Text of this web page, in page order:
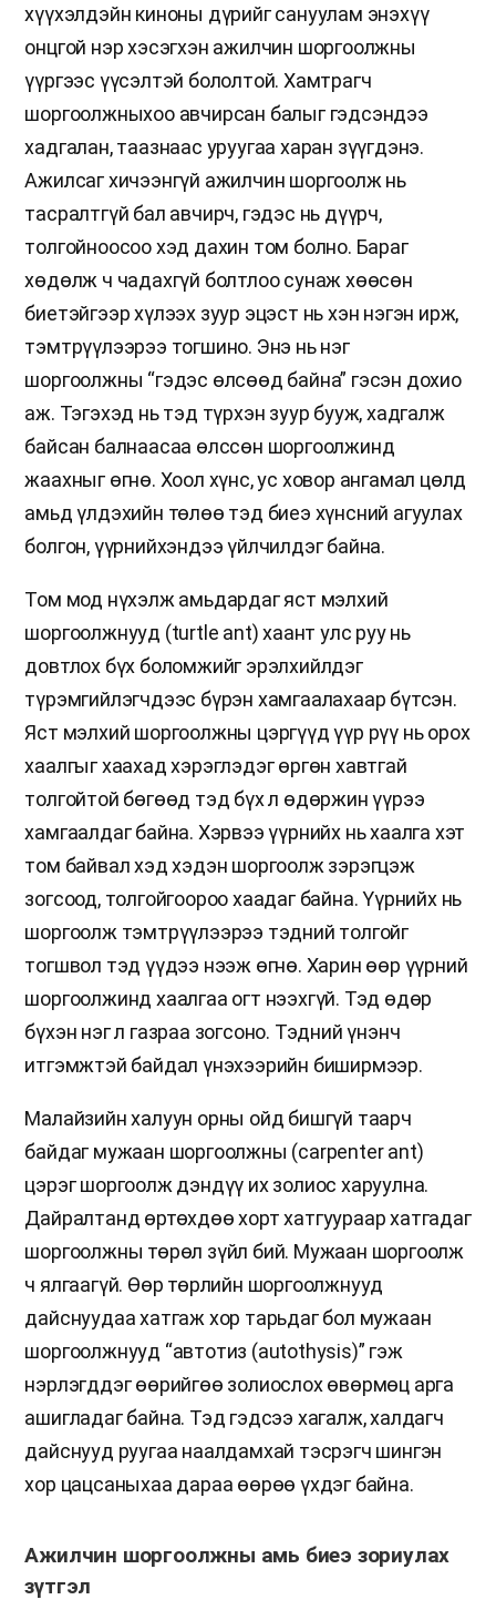
хүүхэлдэйн киноны дүрийг сануулам энэхүү
онцгой нэр хэсэгхэн ажилчин шоргоолжны
үүргээс үүсэлтэй бололтой. Хамтрагч
шоргоолжныхоо авчирсан балыг гэдсэндээ
хадгалан, таазнаас уруугаа харан зүүгдэнэ.
Ажилсаг хичээнгүй ажилчин шоргоолж нь
тасралтгүй бал авчирч, гэдэс нь дүүрч,
толгойноосоо хэд дахин том болно. Бараг
хөдөлж ч чадахгүй болтлоо сунаж хөөсөн
биетэйгээр хүлээх зуур эцэст нь хэн нэгэн ирж,
тэмтрүүлээрээ тогшино. Энэ нь нэг
шоргоолжны “гэдэс өлсөөд байна” гэсэн дохио
аж. Тэгэхэд нь тэд түрхэн зуур бууж, хадгалж
байсан балнаасаа өлссөн шоргоолжинд
жаахныг өгнө. Хоол хүнс, ус ховор ангамал цөлд
амьд үлдэхийн төлөө тэд биеэ хүнсний агуулах
болгон, үүрнийхэндээ үйлчилдэг байна.
Том мод нүхэлж амьдардаг яст мэлхий
шоргоолжнууд (turtle ant) хаант улс руу нь
довтлох бүх боломжийг эрэлхийлдэг
түрэмгийлэгчдээс бүрэн хамгаалахаар бүтсэн.
Яст мэлхий шоргоолжны цэргүүд үүр рүү нь орох
хаалгыг хаахад хэрэглэдэг өргөн хавтгай
толгойтой бөгөөд тэд бүх л өдөржин үүрээ
хамгаалдаг байна. Хэрвээ үүрнийх нь хаалга хэт
том байвал хэд хэдэн шоргоолж зэрэгцэж
зогсоод, толгойгоороо хаадаг байна. Үүрнийх нь
шоргоолж тэмтрүүлээрээ тэдний толгойг
тогшвол тэд үүдээ нээж өгнө. Харин өөр үүрний
шоргоолжинд хаалгаа огт нээхгүй. Тэд өдөр
бүхэн нэг л газраа зогсоно. Тэдний үнэнч
итгэмжтэй байдал үнэхээрийн биширмээр.
Малайзийн халуун орны ойд бишгүй таарч
байдаг мужаан шоргоолжны (carpenter ant)
цэрэг шоргоолж дэндүү их золиос харуулна.
Дайралтанд өртөхдөө хорт хатгуураар хатгадаг
шоргоолжны төрөл зүйл бий. Мужаан шоргоолж
ч ялгаагүй. Өөр төрлийн шоргоолжнууд
дайснуудаа хатгаж хор тарьдаг бол мужаан
шоргоолжнууд “автотиз (autothysis)” гэж
нэрлэгддэг өөрийгөө золиослох өвөрмөц арга
ашигладаг байна. Тэд гэдсээ хагалж, халдагч
дайснууд руугаа наалдамхай тэсрэгч шингэн
хор цацсаныхаа дараа өөрөө үхдэг байна.
Ажилчин шоргоолжны амь биеэ зориулах
зүтгэл